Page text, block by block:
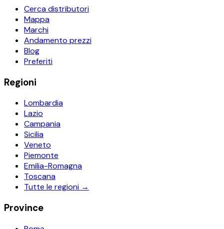
Cerca distributori
Mappa
Marchi
Andamento prezzi
Blog
Preferiti
Regioni
Lombardia
Lazio
Campania
Sicilia
Veneto
Piemonte
Emilia-Romagna
Toscana
Tutte le regioni →
Province